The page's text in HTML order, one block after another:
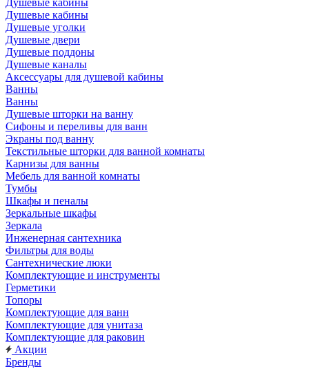
Душевые кабины
Душевые кабины
Душевые уголки
Душевые двери
Душевые поддоны
Душевые каналы
Аксессуары для душевой кабины
Ванны
Ванны
Душевые шторки на ванну
Сифоны и переливы для ванн
Экраны под ванну
Текстильные шторки для ванной комнаты
Карнизы для ванны
Мебель для ванной комнаты
Тумбы
Шкафы и пеналы
Зеркальные шкафы
Зеркала
Инженерная сантехника
Фильтры для воды
Сантехнические люки
Комплектующие и инструменты
Герметики
Топоры
Комплектующие для ванн
Комплектующие для унитаза
Комплектующие для раковин
Акции
Бренды